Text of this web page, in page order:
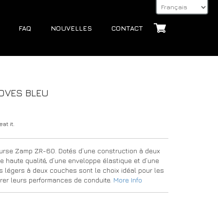
FAQ NOUVELLES CONTACT
BLEU
it.
Zamp ZR-60. Dotés d’une construction à deux
qualité, d’une enveloppe élastique et d’une
légers à deux couches sont le choix idéal pour les
leurs performances de conduite. More Info